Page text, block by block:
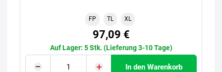
FP TL XL
97,09 €
Auf Lager: 5 Stk. (Lieferung 3-10 Tage)
In den Warenkorb